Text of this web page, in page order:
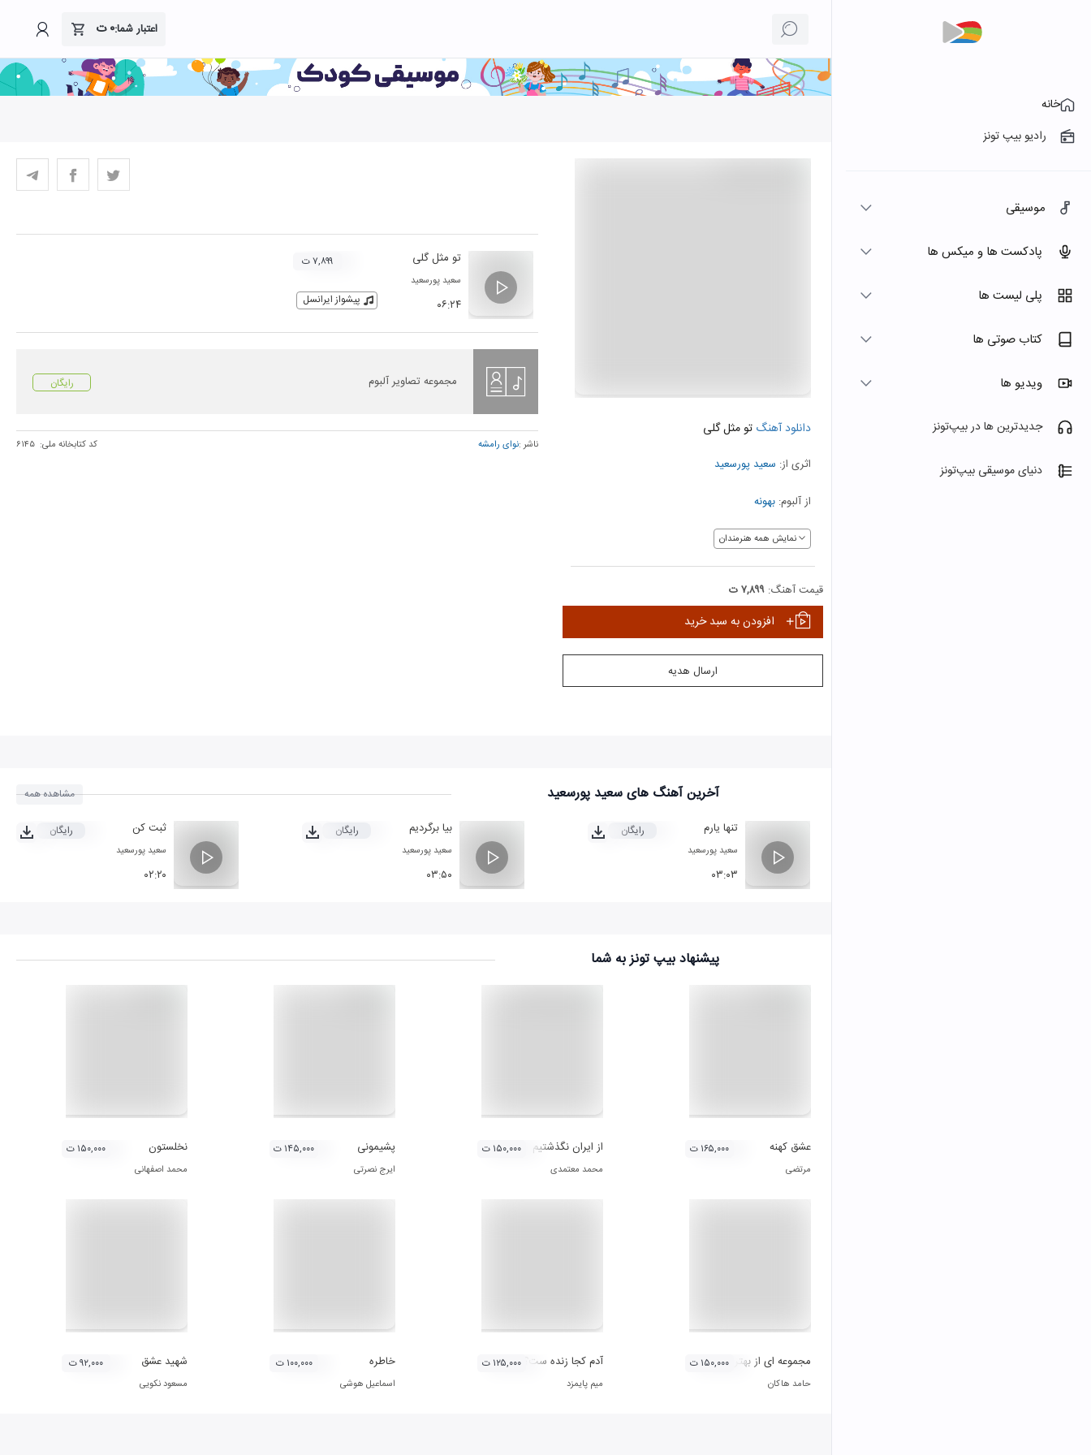
اعتبار شما:۰ت
خانه
رادیو بیپ تونز
موسیقی
پادکست ها و میکس ها
پلی لیست ها
کتاب صوتی ها
ویدیو ها
جدیدترین ها در بیپ‌تونز
دنیای موسیقی بیپ‌تونز
دانلود آهنگ تو مثل گلی
اثری از: سعید پورسعید
از آلبوم: بهونه
نمایش همه هنرمندان
قیمت آهنگ: ۷,۸۹۹ ت
افزودن به سبد خرید
ارسال هدیه
تو مثل گلی
سعید پورسعید
۰۶:۲۴
۷,۸۹۹ ت
پیشواز ایرانسل
مجموعه تصاویر آلبوم رایگان
ناشر :نوای رامشه کد کتابخانه ملی: ۶۱۴۵
آخرین آهنگ های سعید پورسعید مشاهده همه
تنها یارم
سعید پورسعید
۰۳:۰۳
رایگان بیا برگردیم
سعید پورسعید
۰۳:۵۰
رایگان ثبت کن
سعید پورسعید
۰۲:۲۰
رایگان
پیشنهاد بیپ تونز به شما
عشق کهنه
مرتضی
۱۶۵,۰۰۰ ت از ایران نگذشتیم
محمد معتمدی
۱۵۰,۰۰۰ ت پشیمونی
ایرج نصرتی
۱۴۵,۰۰۰ ت نخلستون
محمد اصفهانی
۱۵۰,۰۰۰ ت
مجموعه ای از بهترین آثار حامد هاکان
حامد هاکان
۱۵۰,۰۰۰ ت آدم کجا زنده ست؟
میم پایمزد
۱۲۵,۰۰۰ ت خاطره
اسماعیل هوشی
۱۰۰,۰۰۰ ت شهید عشق
مسعود نکویی
۹۲,۰۰۰ ت